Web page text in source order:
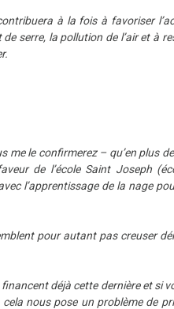
à la fois à favoriser
serre, la pollution de l’air et à
me le confirmerez – qu’en plus
de l’école Saint Joseph
l’apprentissage de la nage
pour autant pas creuser
déjà cette dernière et si
nous pose un problème de